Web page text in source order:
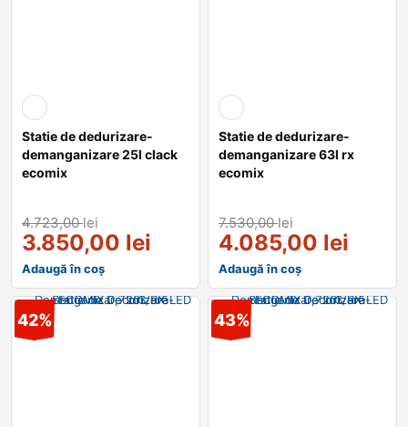
Statie de dedurizare-
demanganizare 25l clack
ecomix
4.723,00lei
3.850,00 lei
Adaugă în coș
Statie de dedurizare-
demanganizare 63l rx
ecomix
7.530,00lei
4.085,00 lei
Adaugă în coș
42% 43%